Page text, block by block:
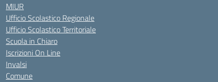
MIUR
Ufficio Scolastico Regionale
Ufficio Scolastico Territoriale
Scuola in Chiaro
Iscrizioni On Line
Invalsi
Comune